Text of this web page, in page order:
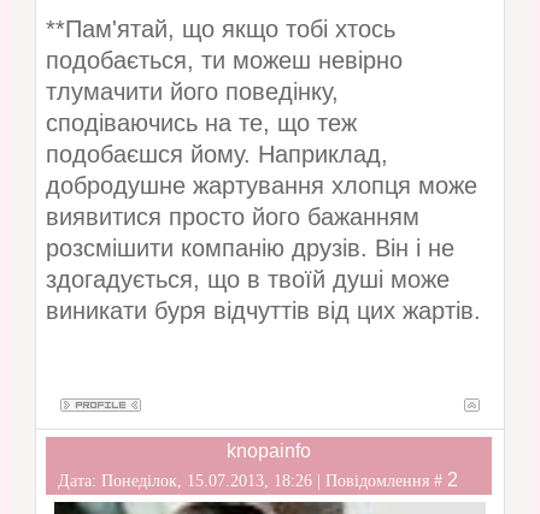
**Пам'ятай, що якщо тобі хтось
подобається, ти можеш невірно
тлумачити його поведінку,
сподіваючись на те, що теж
подобаєшся йому. Наприклад,
добродушне жартування хлопця може
виявитися просто його бажанням
розсмішити компанію друзів. Він і не
здогадується, що в твоїй душі може
виникати буря відчуттів від цих жартів.
knopainfo
Дата: Понеділок, 15.07.2013, 18:26 | Повідомлення # 2